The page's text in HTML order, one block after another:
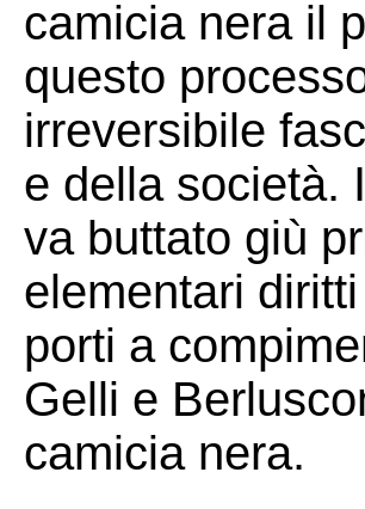
camicia nera il
questo
irreversibile
e della società.
va buttato giù
elementari
porti a
Gelli e
camicia nera.